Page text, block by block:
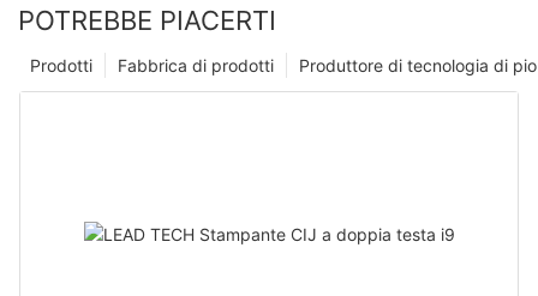
POTREBBE PIACERTI
Produttore di tecnologia di
Fabbrica di prodotti
Prodotti